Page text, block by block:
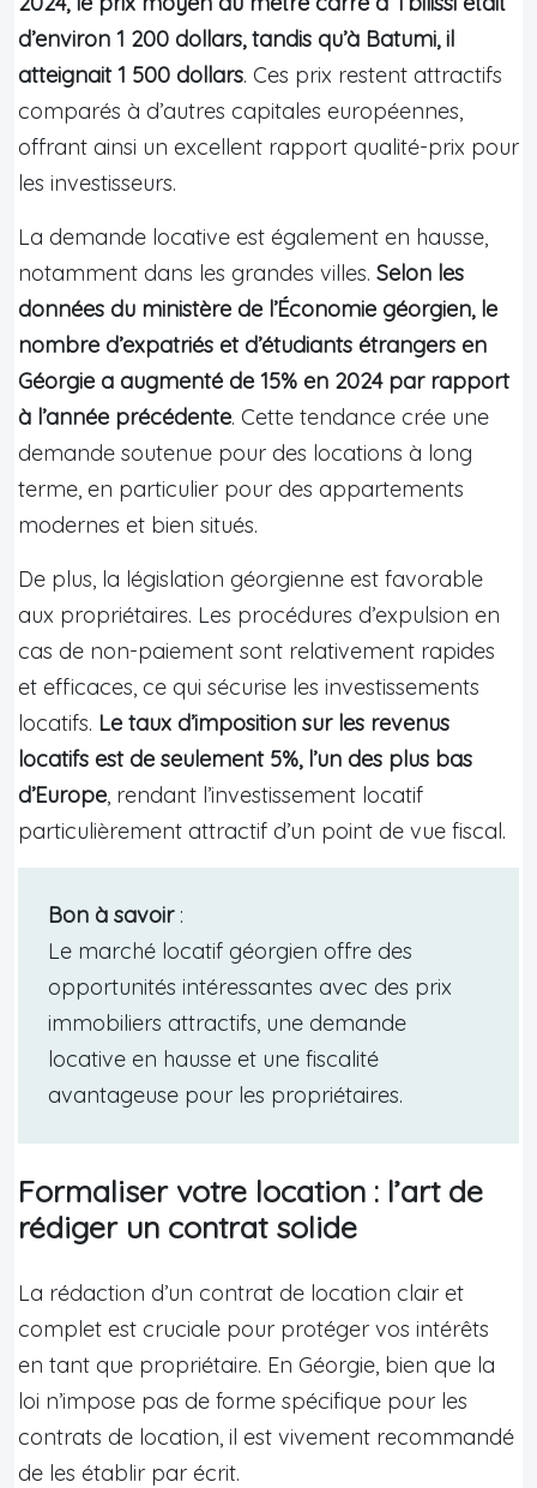
d’environ 1 200 dollars, tandis qu’à Batumi, il
atteignait 1 500 dollars. Ces prix restent attractifs
comparés à d’autres capitales européennes,
offrant ainsi un excellent rapport qualité-prix pour
les investisseurs.
La demande locative est également en hausse,
notamment dans les grandes villes. Selon les
données du ministère de l’Économie géorgien, le
nombre d’expatriés et d’étudiants étrangers en
Géorgie a augmenté de 15% en 2024 par rapport
à l’année précédente. Cette tendance crée une
demande soutenue pour des locations à long
terme, en particulier pour des appartements
modernes et bien situés.
De plus, la législation géorgienne est favorable
aux propriétaires. Les procédures d’expulsion en
cas de non-paiement sont relativement rapides
et efficaces, ce qui sécurise les investissements
locatifs. Le taux d’imposition sur les revenus
locatifs est de seulement 5%, l’un des plus bas
d’Europe, rendant l’investissement locatif
particulièrement attractif d’un point de vue fiscal.
Bon à savoir:
Le marché locatif géorgien offre des
opportunités intéressantes avec des prix
immobiliers attractifs, une demande
locative en hausse et une fiscalité
avantageuse pour les propriétaires.
Formaliser votre location : l’art de
rédiger un contrat solide
La rédaction d’un contrat de location clair et
complet est cruciale pour protéger vos intérêts
en tant que propriétaire. En Géorgie, bien que la
loi n’impose pas de forme spécifique pour les
contrats de location, il est vivement recommandé
de les établir par écrit.